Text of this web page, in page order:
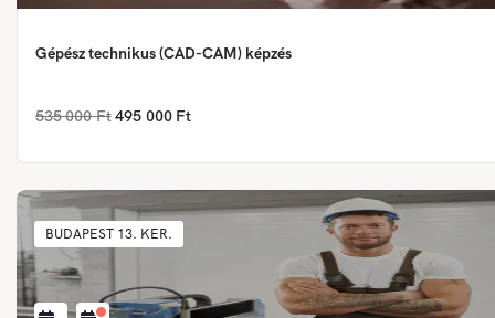
Gépész technikus (CAD-CAM) képzés
535 000 Ft 495 000 Ft
BUDAPEST 13. KER.